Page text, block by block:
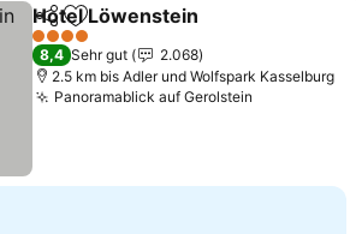
TeilenZu Favoriten hinzufügen
Hotel Löwenstein
4 Sterne
8,4 Sehr gut
2.068
2.5 km bis Adler und Wolfspark Kasselburg
Panoramablick auf Gerolstein